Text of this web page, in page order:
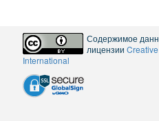
Содержимое
лицензии
International